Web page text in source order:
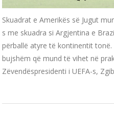
Skuadrat e Amerikës së Jugut
s me skuadra si Argjentina e
përballë atyre të kontinentit
bujshëm që mund të vihet në
Zëvendëspresidenti i UEFA-s,